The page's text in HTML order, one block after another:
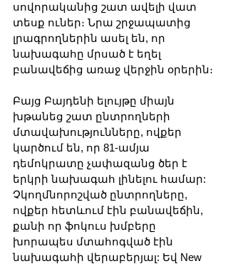
սովորականից շատ ավելի վատ
տեսք ուներ։ Նրա շրջապատից
լրագրողներին ասել են, որ
նախագահը մրսած է եղել
բանավեճից առաջ վերջին օրերին։
Բայց Բայդենի ելույթը միայն
խթանեց շատ ընտրողների
մտավախությունները, ովքեր
կարծում են, որ 81-ամյա
դեմոկրատը չափազանց ծեր է
երկրի նախագահ լինելու համար:
Չկողմնորոշված ​​ընտրողները,
ովքեր հետևում էին բանավեճին,
քանի որ ֆոկուս խմբերը
խորապես մտահոգված էին
նախագահի վերաբերյալ: Եվ New